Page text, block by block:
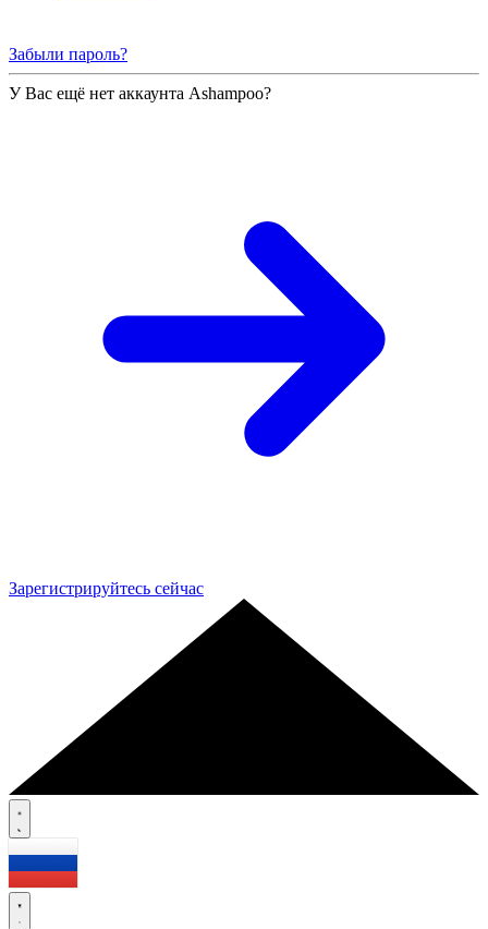
Забыли пароль?
У Вас ещё нет аккаунта Ashampoo?
Зарегистрируйтесь сейчас